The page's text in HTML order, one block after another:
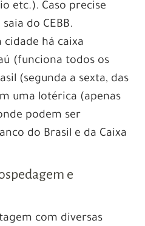
etc.). Caso precise
do CEBB.
cidade há caixa
(funciona todos os
(segunda a sexta, das
uma lotérica (apenas
podem ser
do Brasil e da Caixa
e
com diversas